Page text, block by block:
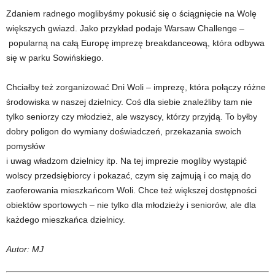
Zdaniem radnego moglibyśmy pokusić się o ściągnięcie na Wolę
większych gwiazd. Jako przykład podaje Warsaw Challenge –
popularną na całą Europę imprezę breakdanceową, która odbywa
się w parku Sowińskiego.
Chciałby też zorganizować Dni Woli – imprezę, która połączy różne
środowiska w naszej dzielnicy. Coś dla siebie znaleźliby tam nie
tylko seniorzy czy młodzież, ale wszyscy, którzy przyjdą. To byłby
dobry poligon do wymiany doświadczeń, przekazania swoich
pomysłów
i uwag władzom dzielnicy itp. Na tej imprezie mogliby wystąpić
wolscy przedsiębiorcy i pokazać, czym się zajmują i co mają do
zaoferowania mieszkańcom Woli. Chce też większej dostępności
obiektów sportowych – nie tylko dla młodzieży i seniorów, ale dla
każdego mieszkańca dzielnicy.
Autor: MJ